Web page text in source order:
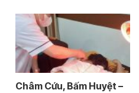
Châm Cứu, Bấm Huyệt –